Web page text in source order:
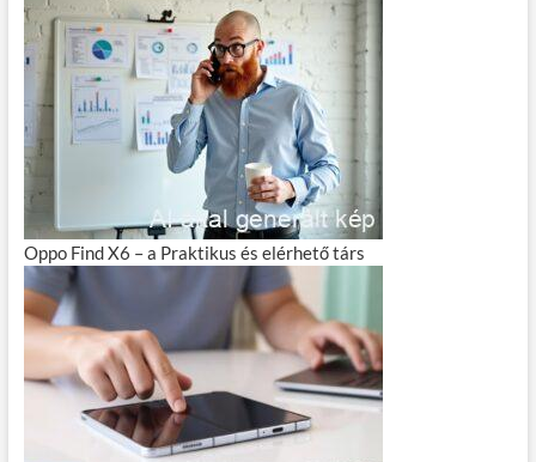
Oppo Find X6 – a Praktikus és elérhető társ